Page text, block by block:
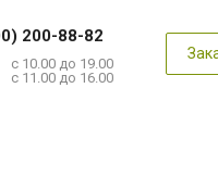
200-88-82
с 10.00 до 19.00
с 11.00 до 16.00